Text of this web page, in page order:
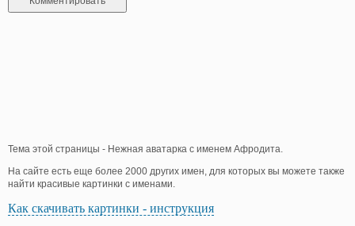
Тема этой страницы - Нежная аватарка с именем Афродита.
На сайте есть еще более 2000 других имен, для которых вы можете также
найти красивые картинки с именами.
Как скачивать картинки - инструкция